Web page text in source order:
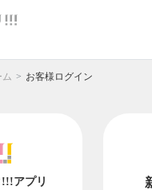
お客様ログイン
アプリ